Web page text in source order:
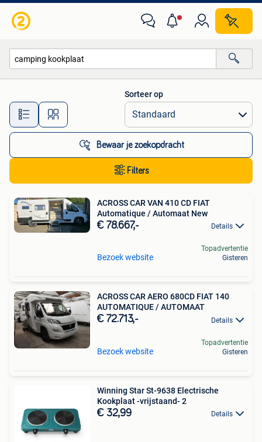
Alle afstanden…
Sorteer op
Bewaar je zoekopdracht
Filters
ACROSS CAR VAN 410 CD FIAT
Automatique / Automaat New
€ 78.667,- Details
Bezoek website
Topadvertentie
Gisteren
ACROSS CAR AERO 680CD FIAT 140
AUTOMATIQUE / AUTOMAAT
€ 72.713,- Details
Bezoek website
Topadvertentie
Gisteren
Winning Star St-9638 Electrische
Kookplaat -vrijstaand- 2
€ 32,99 Details